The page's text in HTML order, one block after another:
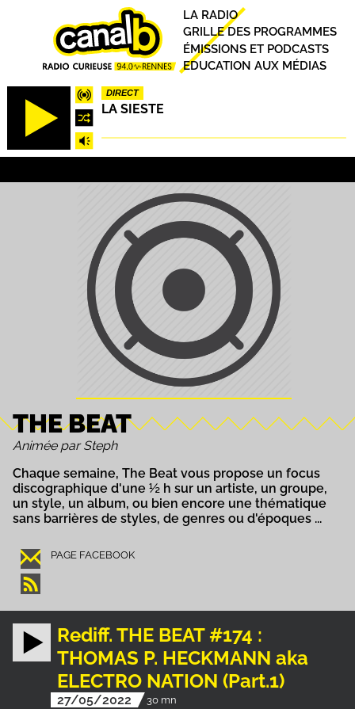
DIRECT
LA SIESTE
Principal
LA RADIO
GRILLE DES PROGRAMMES
ÉMISSIONS ET PODCASTS
EDUCATION AUX MÉDIAS
THE BEAT
Animée par Steph
Chaque semaine, The Beat vous propose un focus
discographique d'une ½ h sur un artiste, un groupe,
un style, un album, ou bien encore une thématique
sans barrières de styles, de genres ou d'époques ...
PAGE FACEBOOK
Rediff. THE BEAT #174 :
THOMAS P. HECKMANN aka
ELECTRO NATION (Part.1)
27/05/2022 30 mn